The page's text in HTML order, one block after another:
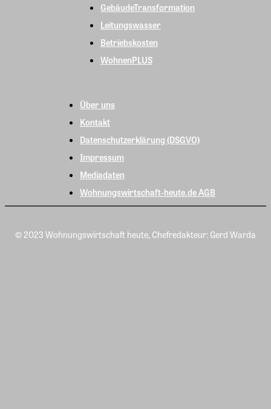
GebäudeTransformation
Leitungswasser
Betriebskosten
WohnenPLUS
Über uns
Kontakt
Datenschutzerklärung (DSGVO)
Impressum
Mediadaten
Wohnungswirtschaft-heute.de AGB
© 2023 Wohnungswirtschaft heute, Chefredakteur: Gerd Warda